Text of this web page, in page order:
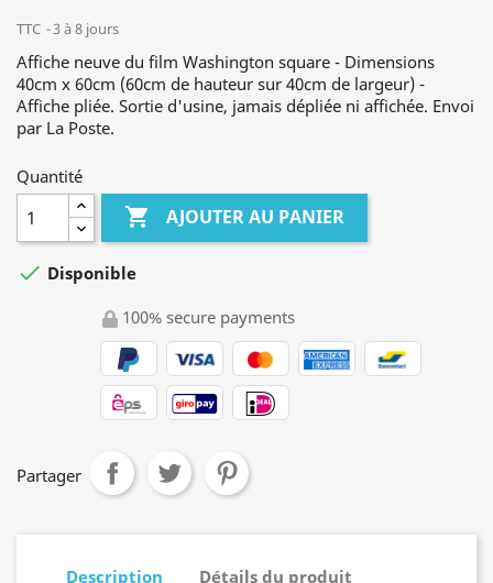
TTC 3 à 8 jours
Affiche neuve du film Washington square - Dimensions
40cm x 60cm (60cm de hauteur sur 40cm de largeur) -
Affiche pliée. Sortie d'usine, jamais dépliée ni affichée. Envoi
par La Poste.
Quantité
 AJOUTER AU PANIER
 Disponible
100% secure payments
Partager
Description Détails du produit